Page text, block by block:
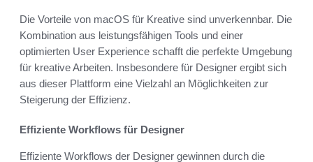
Die Vorteile von macOS für Kreative sind unverkennbar. Die
Kombination aus leistungsfähigen Tools und einer
optimierten User Experience schafft die perfekte Umgebung
für kreative Arbeiten. Insbesondere für Designer ergibt sich
aus dieser Plattform eine Vielzahl an Möglichkeiten zur
Steigerung der Effizienz.
Effiziente Workflows für Designer
Effiziente Workflows der Designer gewinnen durch die